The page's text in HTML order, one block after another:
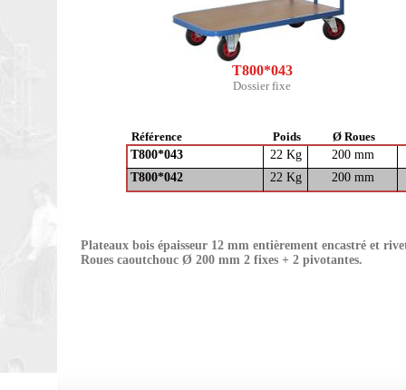
T800*043
Dossier fixe
Référence Poids
Ø Roues
T800*043
22 Kg
200 mm
T800*042
22 Kg 200 mm
Plateaux bois épaisseur 12 mm entièrement encastré et
Roues caoutchouc Ø 200 mm 2 fixes + 2 pivotantes.